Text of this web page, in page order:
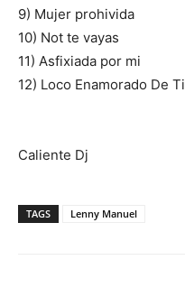
9) Mujer prohivida
10) Not te vayas
11) Asfixiada por mi
12) Loco Enamorado De Ti
Caliente Dj
TAGS Lenny Manuel